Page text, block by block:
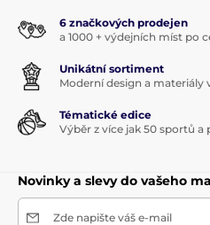
6 značkových prodejen
a 1000 + výdejních míst po
Unikátní sortiment
Moderní design a materiály
Tématické edice
Výběr z více jak 50 sportů a
Novinky a slevy do vašeho
Zde napište váš e-mail